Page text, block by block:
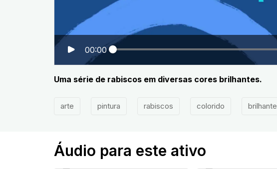
00:00
Uma série de rabiscos em diversas cores brilhantes.
arte pintura rabiscos colorido brilhante
Áudio para este ativo